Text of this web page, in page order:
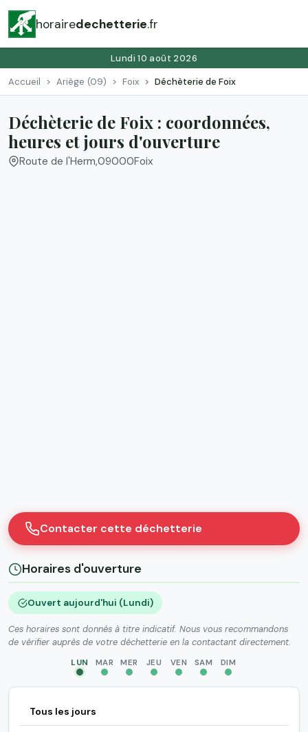
horairedechetterie.fr
Lundi 10 août 2026
Accueil Ariège (09) Foix Déchèterie de Foix
Déchèterie de Foix : coordonnées,
heures et jours d'ouverture
Route de l'Herm,09000Foix
Contacter cette déchetterie
Horaires d'ouverture
Ouvert aujourd'hui (Lundi)
Ces horaires sont donnés à titre indicatif. Nous vous recommandons
de vérifier auprès de votre déchetterie en la contactant directement.
LUN MAR MER JEU VEN SAM DIM
Tous les jours